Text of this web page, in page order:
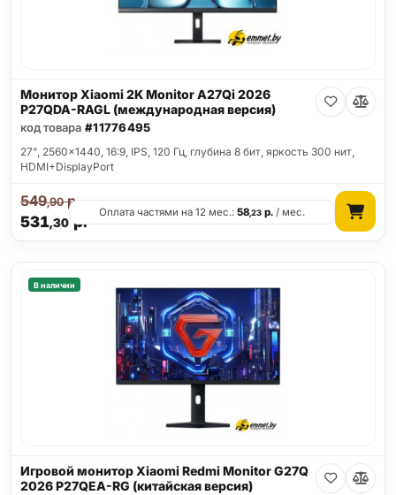
Монитор Xiaomi 2K Monitor A27Qi 2026
P27QDA-RAGL (международная версия)
код товара #11776495
27", 2560x1440, 16:9, IPS, 120 Гц, глубина 8 бит, яркость 300 нит,
HDMI+DisplayPort
531,30р.
549,90р.
Оплата частями на 12 мес.:58,23 р. / мес.
В наличии
Игровой монитор Xiaomi Redmi Monitor G27Q
2026 P27QEA-RG (китайская версия)